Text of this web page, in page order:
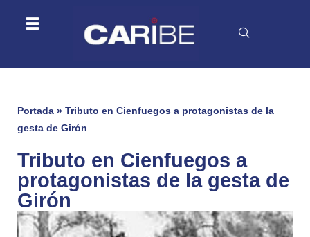
Portada » Tributo en Cienfuegos a protagonistas de la
gesta de Girón
Tributo en Cienfuegos a
protagonistas de la gesta de
Girón